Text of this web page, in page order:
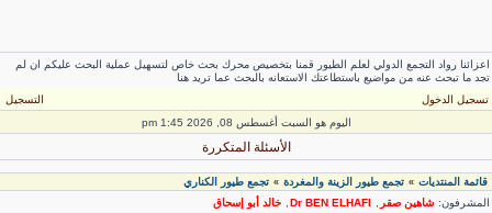
رواد التجمع الدولي لعلم الطيور قمنا بتخصيص محرك بحث خاص لتسهيل عملية البحث عليكم ان لم
ما تبحث عنه من مواضيع باستطاعتك الاستعانه بالبحث عما تريد هنا
تسجيل الدخول
التسجيل
اليوم هو السبت أغسطس 08, 2026 1:45 pm
الأسئلة المتكررة
قائمة المنتديات» تجمع طيور الزينة والمغردة» تجمع طيور الكناري
شاهين صقر Dr BEN ELHAFI
,
خالد أبو إسحاق